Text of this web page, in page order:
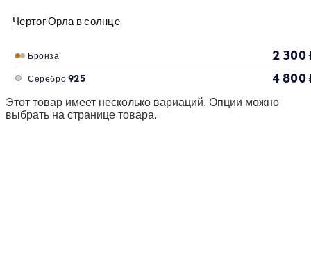
Чертог Орла в солнце
Бронза 2 300
Серебро 925 4 800
Этот товар имеет несколько вариаций. Опции можно
выбрать на странице товара.